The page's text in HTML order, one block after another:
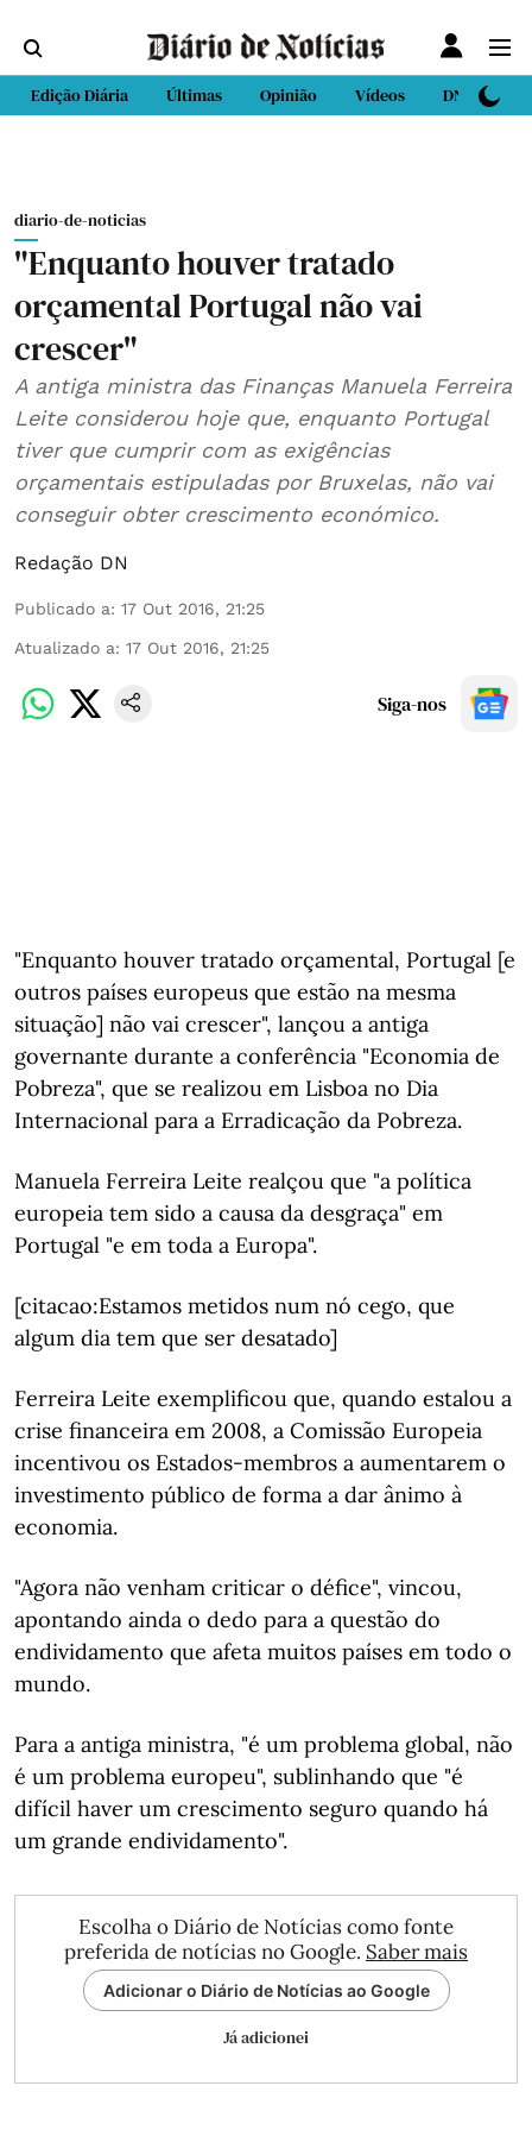
Edição Diária Últimas Opinião Vídeos DN Sport
diario-de-noticias
"Enquanto houver tratado
orçamental Portugal não vai
crescer"
A antiga ministra das Finanças Manuela Ferreira
Leite considerou hoje que, enquanto Portugal
tiver que cumprir com as exigências
orçamentais estipuladas por Bruxelas, não vai
conseguir obter crescimento económico.
Redação DN
Publicado a: 17 Out 2016, 21:25
Atualizado a: 17 Out 2016, 21:25
Siga-nos
"Enquanto houver tratado orçamental, Portugal [e
outros países europeus que estão na mesma
situação] não vai crescer", lançou a antiga
governante durante a conferência "Economia de
Pobreza", que se realizou em Lisboa no Dia
Internacional para a Erradicação da Pobreza.
Manuela Ferreira Leite realçou que "a política
europeia tem sido a causa da desgraça" em
Portugal "e em toda a Europa".
[citacao:Estamos metidos num nó cego, que
algum dia tem que ser desatado]
Ferreira Leite exemplificou que, quando estalou a
crise financeira em 2008, a Comissão Europeia
incentivou os Estados-membros a aumentarem o
investimento público de forma a dar ânimo à
economia.
"Agora não venham criticar o défice", vincou,
apontando ainda o dedo para a questão do
endividamento que afeta muitos países em todo o
mundo.
Para a antiga ministra, "é um problema global, não
é um problema europeu", sublinhando que "é
difícil haver um crescimento seguro quando há
um grande endividamento".
Escolha o Diário de Notícias como fonte
preferida de notícias no Google. Saber mais
Adicionar o Diário de Notícias ao Google
Já adicionei